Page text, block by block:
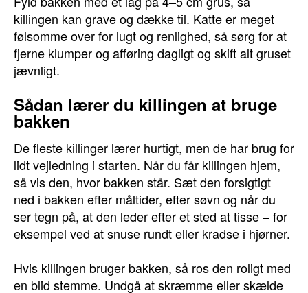
killingen kan grave og dække til. Katte er meget
følsomme over for lugt og renlighed, så sørg for at
fjerne klumper og afføring dagligt og skift alt gruset
jævnligt.
Sådan lærer du killingen at bruge
bakken
De fleste killinger lærer hurtigt, men de har brug for
lidt vejledning i starten. Når du får killingen hjem,
så vis den, hvor bakken står. Sæt den forsigtigt
ned i bakken efter måltider, efter søvn og når du
ser tegn på, at den leder efter et sted at tisse – for
eksempel ved at snuse rundt eller kradse i hjørner.
Hvis killingen bruger bakken, så ros den roligt med
en blid stemme. Undgå at skræmme eller skælde